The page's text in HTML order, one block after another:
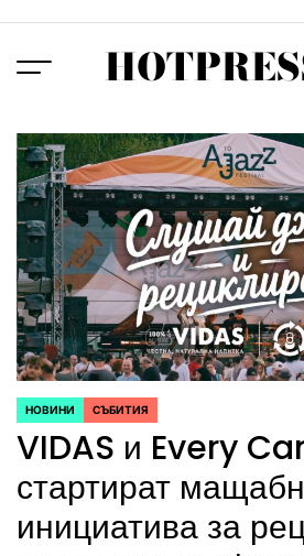
content
Menu
POSTED
IN
НОВИНИ СЪБИТИЯ
VIDAS и Every
стартират
инициатива за